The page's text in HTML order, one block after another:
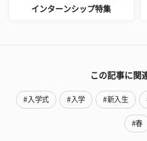
インターンシップ特集
この記事に関
#入学式 #入学 #新入生
#春